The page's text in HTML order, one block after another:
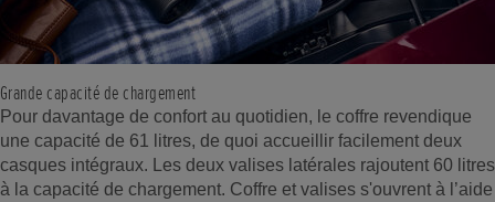
Grande capacité de chargement
Pour davantage de confort au quotidien, le coffre revendique
une capacité de 61 litres, de quoi accueillir facilement deux
casques intégraux. Les deux valises latérales rajoutent 60 litres
à la capacité de chargement. Coffre et valises s'ouvrent à l’aide